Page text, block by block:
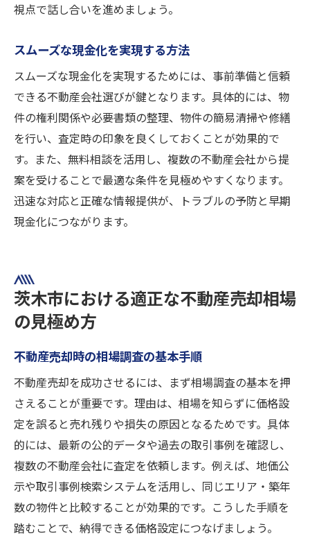
視点で話し合いを進めましょう。
スムーズな現金化を実現する方法
スムーズな現金化を実現するためには、事前準備と信頼
できる不動産会社選びが鍵となります。具体的には、物
件の権利関係や必要書類の整理、物件の簡易清掃や修繕
を行い、査定時の印象を良くしておくことが効果的で
す。また、無料相談を活用し、複数の不動産会社から提
案を受けることで最適な条件を見極めやすくなります。
迅速な対応と正確な情報提供が、トラブルの予防と早期
現金化につながります。
茨木市における適正な不動産売却相場
の見極め方
不動産売却時の相場調査の基本手順
不動産売却を成功させるには、まず相場調査の基本を押
さえることが重要です。理由は、相場を知らずに価格設
定を誤ると売れ残りや損失の原因となるためです。具体
的には、最新の公的データや過去の取引事例を確認し、
複数の不動産会社に査定を依頼します。例えば、地価公
示や取引事例検索システムを活用し、同じエリア・築年
数の物件と比較することが効果的です。こうした手順を
踏むことで、納得できる価格設定につなげましょう。